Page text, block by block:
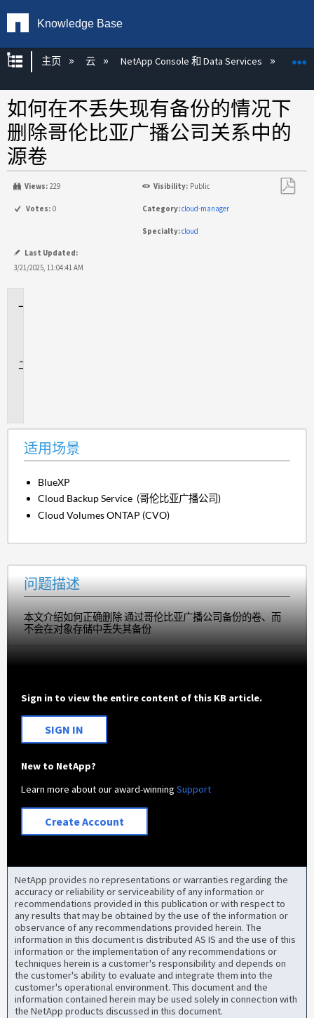
Knowledge Base
扩展/隐缩全局层次
主页 云 NetApp Console 和 Data Services
如何在不丢失现有备份的情况下
删除哥伦比亚广播公司关系中的
源卷
Views: 229 Visibility: Public
Votes: 0 Category:cloud-manager
Specialty:cloud
Last Updated:
3/21/2025, 11:04:41 AM
适用场景
BlueXP
Cloud Backup Service (哥伦比亚广播公司)
Cloud Volumes ONTAP (CVO)
问题描述
本文介绍如何正确删除 通过哥伦比亚广播公司备份的卷、而
不会在对象存储中丢失其备份
Sign in to view the entire content of this KB article.
SIGN IN
New to NetApp?
Learn more about our award-winningSupport
Create Account
NetApp provides no representations or warranties regarding the
accuracy or reliability or serviceability of any information or
recommendations provided in this publication or with respect to
any results that may be obtained by the use of the information or
observance of any recommendations provided herein. The
information in this document is distributed AS IS and the use of this
information or the implementation of any recommendations or
techniques herein is a customer's responsibility and depends on
the customer's ability to evaluate and integrate them into the
customer's operational environment. This document and the
information contained herein may be used solely in connection with
the NetApp products discussed in this document.